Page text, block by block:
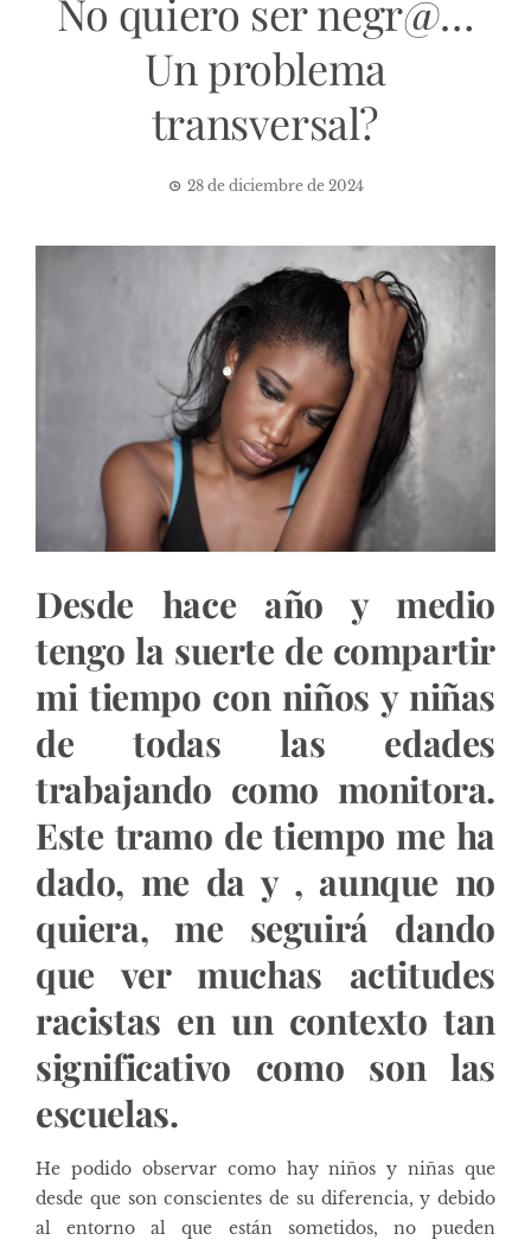
No quiero ser negr@…
Un problema
transversal?
28 de diciembre de 2024
Desde hace año y medio
tengo la suerte de compartir
mi tiempo con niños y niñas
de todas las edades
trabajando como monitora.
Este tramo de tiempo me ha
dado, me da y , aunque no
quiera, me seguirá dando
que ver muchas actitudes
racistas en un contexto tan
significativo como son las
escuelas.
He podido observar como hay niños y niñas que
desde que son conscientes de su diferencia, y debido
al entorno al que están sometidos, no pueden